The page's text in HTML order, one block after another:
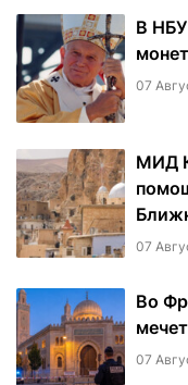
В
07
МИД
07
Во
07